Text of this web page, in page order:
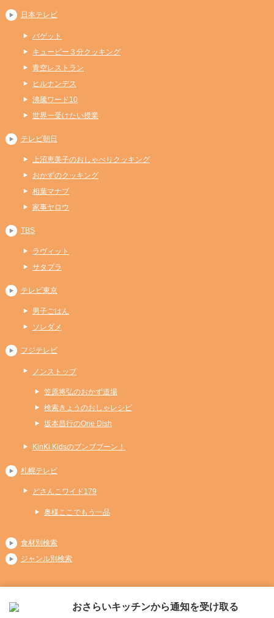
日本テレビ
バゲット
キューピー３分クッキング
青空レストラン
ヒルナンデス
沸騰ワード10
世界一受けたい授業
テレビ朝日
上沼恵美子のおしゃべりクッキング
おかずのクッキング
相葉マナブ
家事ヤロウ
TBS
ラヴィット
サタプラ
テレビ東京
男子ごはん
ソレダメ
フジテレビ
ノンストップ
笠原将弘のおかず道場
検索きょうのおしゃレシピ
坂本昌行のOne Dish
KinKi Kidsのブンブブーン！
札幌テレビ
どさんこワイド179
奥様ここでもう一品
食材別検索
ジャンル別検索
おさらいキッチンから通知を受け取る